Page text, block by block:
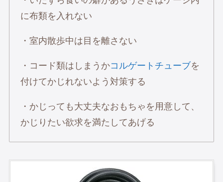
に布類を入れない
・室内散歩中は目を離さない
・コード類はしまうかコルゲートチューブを
付けてかじれないよう対策する
・かじっても大丈夫なおもちゃを用意して、
かじりたい欲求を満たしてあげる